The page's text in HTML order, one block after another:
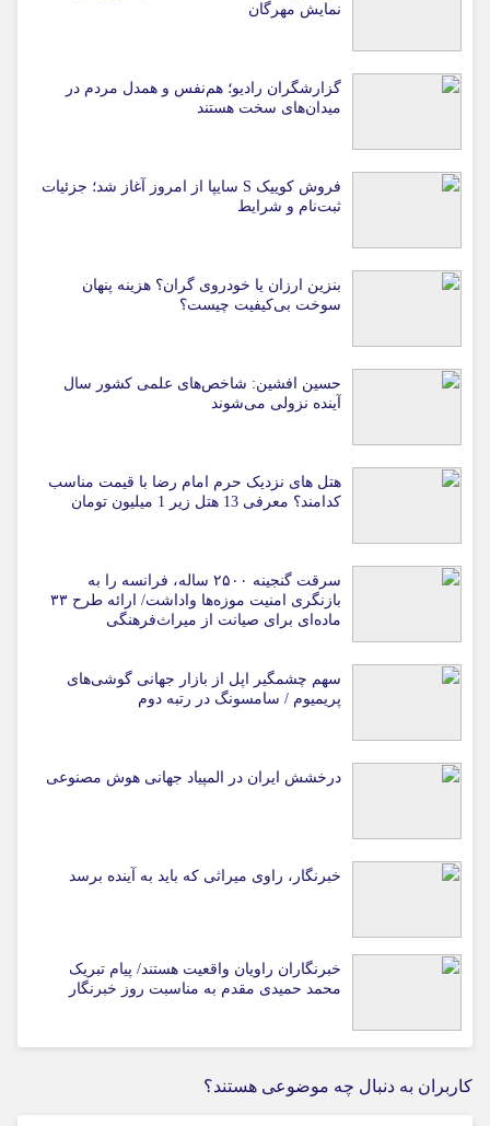
نمایش مهرگان
گزارشگران رادیو؛ هم‌نفس و همدل مردم در
میدان‌های سخت هستند
فروش کوییک S سایپا از امروز آغاز شد؛ جزئیات
ثبت‌نام و شرایط
بنزین ارزان یا خودروی گران؟ هزینه پنهان
سوخت بی‌کیفیت چیست؟
حسین افشین: شاخص‌های علمی کشور سال
آینده نزولی می‌شوند
هتل های نزدیک حرم امام رضا با قیمت مناسب
کدامند؟ معرفی 13 هتل زیر 1 میلیون تومان
سرقت گنجینه ۲۵۰۰ ساله، فرانسه را به
بازنگری امنیت موزه‌ها واداشت/ ارائه طرح ۳۳
ماده‌ای برای صیانت از میراث‌فرهنگی
سهم چشمگیر اپل از بازار جهانی گوشی‌های
پریمیوم / سامسونگ در رتبه دوم
درخشش ایران در المپیاد جهانی هوش مصنوعی
خبرنگار، راوی میراثی که باید به آینده برسد
خبرنگاران راویان واقعیت هستند/ پیام تبریک
محمد حمیدی مقدم به مناسبت روز خبرنگار
کاربران به دنبال چه موضوعی هستند؟